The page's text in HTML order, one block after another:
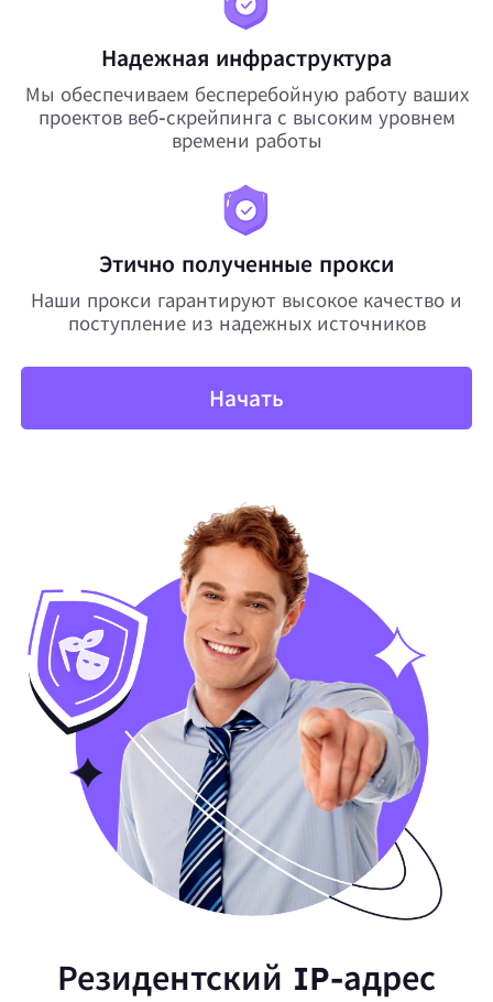
Надежная инфраструктура
Мы обеспечиваем бесперебойную работу ваших
проектов веб-скрейпинга с высоким уровнем
времени работы
Этично полученные прокси
Наши прокси гарантируют высокое качество и
поступление из надежных источников
Начать
Резидентский IP-адрес